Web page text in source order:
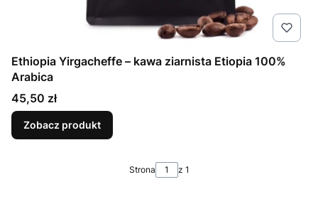
Ethiopia Yirgacheffe – kawa ziarnista Etiopia 100%
Arabica
Cena
45,50 zł
Zobacz produkt
Strona z 1